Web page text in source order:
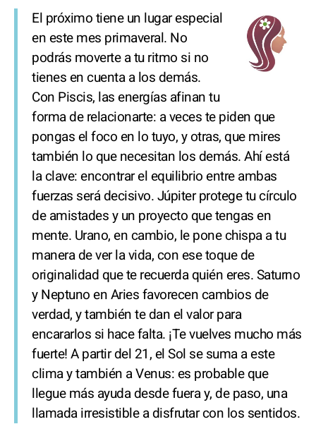
El próximo tiene un lugar especial
en este mes primaveral. No
podrás moverte a tu ritmo si no
tienes en cuenta a los demás.
Con Piscis, las energías afinan tu
forma de relacionarte: a veces te piden que
pongas el foco en lo tuyo, y otras, que mires
también lo que necesitan los demás. Ahí está
la clave: encontrar el equilibrio entre ambas
fuerzas será decisivo. Júpiter protege tu círculo
de amistades y un proyecto que tengas en
mente. Urano, en cambio, le pone chispa a tu
manera de ver la vida, con ese toque de
originalidad que te recuerda quién eres. Saturno
y Neptuno en Aries favorecen cambios de
verdad, y también te dan el valor para
encararlos si hace falta. ¡Te vuelves mucho más
fuerte! A partir del 21, el Sol se suma a este
clima y también a Venus: es probable que
llegue más ayuda desde fuera y, de paso, una
llamada irresistible a disfrutar con los sentidos.